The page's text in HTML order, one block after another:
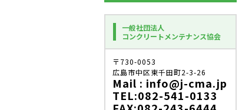
一般社団法人
コンクリートメンテナンス協会
〒730-0053
広島市中区東千田町2-3-26
Mail : info@j-cma.jp
TEL:082-541-0133